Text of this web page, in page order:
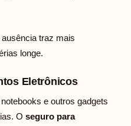
traz mais
longe.
Eletrônicos
e outros gadgets
O seguro para